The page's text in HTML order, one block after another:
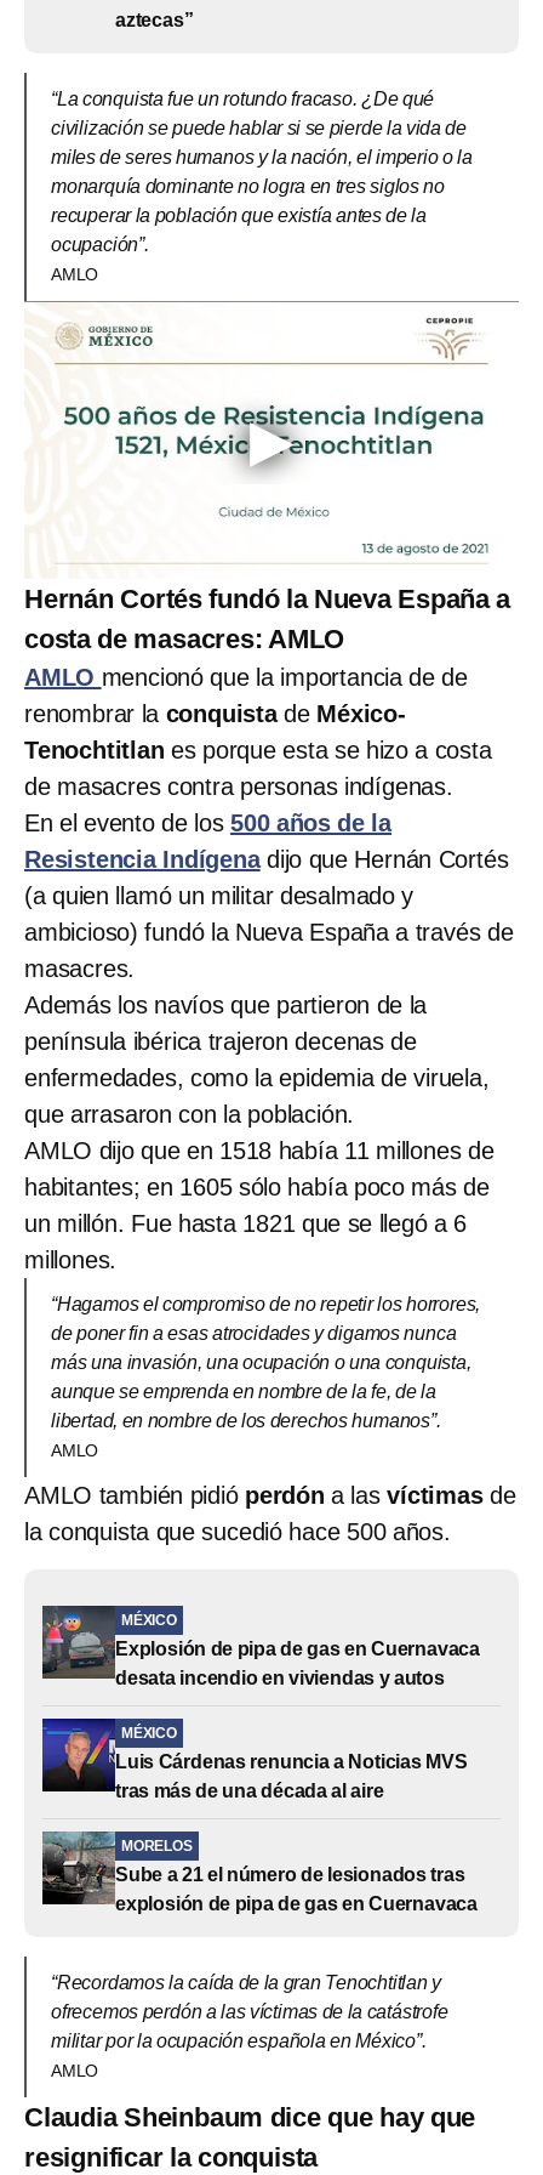
aztecas”
“La conquista fue un rotundo fracaso. ¿De qué
civilización se puede hablar si se pierde la vida de
miles de seres humanos y la nación, el imperio o la
monarquía dominante no logra en tres siglos no
recuperar la población que existía antes de la
ocupación”.
AMLO
Hernán Cortés fundó la Nueva España a
costa de masacres: AMLO
AMLO mencionó que la importancia de de
renombrar la conquistade México-
Tenochtitlan es porque esta se hizo a costa
de masacres contra personas indígenas.
En el evento de los 500 años de la
Resistencia Indígenadijo que Hernán Cortés
(a quien llamó un militar desalmado y
ambicioso) fundó la Nueva España a través de
masacres.
Además los navíos que partieron de la
península ibérica trajeron decenas de
enfermedades, como la epidemia de viruela,
que arrasaron con la población.
AMLO dijo que en 1518 había 11 millones de
habitantes; en 1605 sólo había poco más de
un millón. Fue hasta 1821 que se llegó a 6
millones.
“Hagamos el compromiso de no repetir los horrores,
de poner fin a esas atrocidades y digamos nunca
más una invasión, una ocupación o una conquista,
aunque se emprenda en nombre de la fe, de la
libertad, en nombre de los derechos humanos”.
AMLO
AMLO también pidió perdóna lasvíctimasde
la conquista que sucedió hace 500 años.
MÉXICO
Explosión de pipa de gas en Cuernavaca
desata incendio en viviendas y autos
MÉXICO
Luis Cárdenas renuncia a Noticias MVS
tras más de una década al aire
MORELOS
Sube a 21 el número de lesionados tras
explosión de pipa de gas en Cuernavaca
“Recordamos la caída de la gran Tenochtitlan y
ofrecemos perdón a las víctimas de la catástrofe
militar por la ocupación española en México”.
AMLO
Claudia Sheinbaum dice que hay que
resignificar la conquista